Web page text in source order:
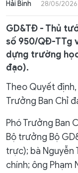
Hải Bình 28/05/2026
GD&TĐ - Thủ
số 950/QĐ-TTg
dựng trường
đạo).
Theo Quyết
Trưởng Ban Chỉ
Phó Trưởng Ban
Bộ trưởng Bộ
trực); bà Nguyễn
chính; ông Phạm